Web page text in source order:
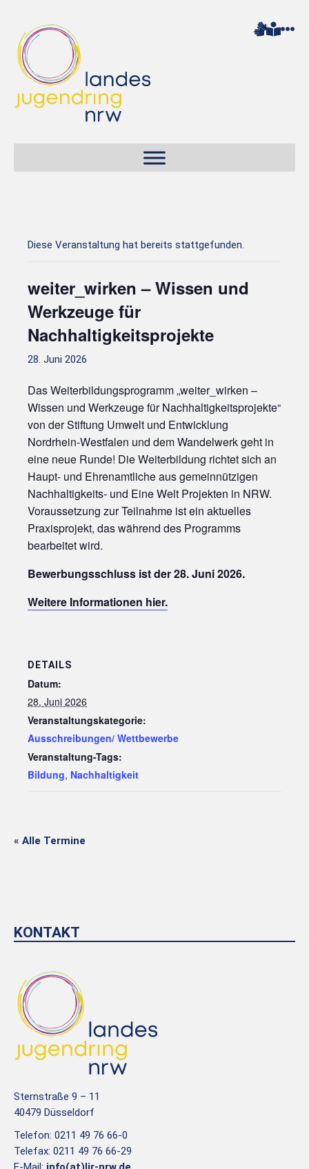
Diese Veranstaltung hat bereits stattgefunden.
weiter_wirken – Wissen und
Werkzeuge für
Nachhaltigkeitsprojekte
28. Juni 2026
Das Weiterbildungsprogramm „weiter_wirken –
Wissen und Werkzeuge für Nachhaltigkeitsprojekte“
von der Stiftung Umwelt und Entwicklung
Nordrhein-Westfalen und dem Wandelwerk geht in
eine neue Runde! Die Weiterbildung richtet sich an
Haupt- und Ehrenamtliche aus gemeinnützigen
Nachhaltigkeits- und Eine Welt Projekten in NRW.
Voraussetzung zur Teilnahme ist ein aktuelles
Praxisprojekt, das während des Programms
bearbeitet wird.
Bewerbungsschluss ist der 28. Juni 2026.
Weitere Informationen hier.
DETAILS
Datum:
28. Juni 2026
Veranstaltungskategorie:
Ausschreibungen/ Wettbewerbe
Veranstaltung-Tags:
Bildung, Nachhaltigkeit
« Alle Termine
KONTAKT
Sternstraße 9 – 11
40479 Düsseldorf
Telefon: 0211 49 76 66-0
Telefax: 0211 49 76 66-29